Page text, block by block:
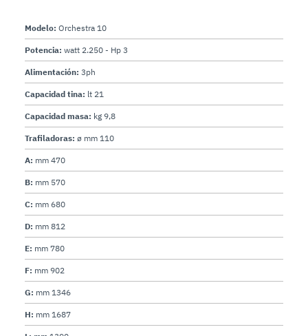
Modelo: Orchestra 10
Potencia: watt 2.250 - Hp 3
Alimentación: 3ph
Capacidad tina: lt 21
Capacidad masa: kg 9,8
Trafiladoras: ø mm 110
A: mm 470
B: mm 570
C: mm 680
D: mm 812
E: mm 780
F: mm 902
G: mm 1346
H: mm 1687